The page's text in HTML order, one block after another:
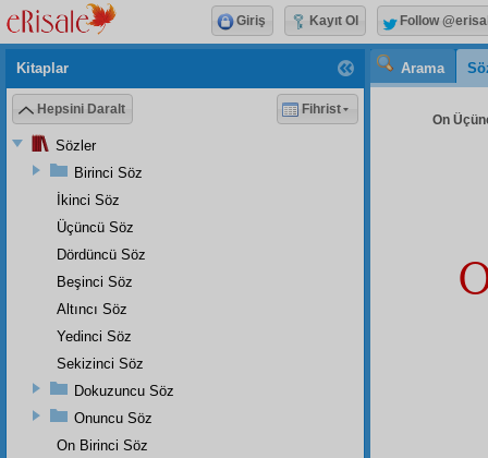
Arama
On
Kitaplar
Hepsini Daralt Fihrist
Sözler
Birinci Söz
İkinci Söz
Üçüncü Söz
Dördüncü Söz
Beşinci Söz
Altıncı Söz
Yedinci Söz
Sekizinci Söz
Dokuzuncu Söz
Onuncu Söz
On Birinci Söz
Giriş Kayıt Ol Follow